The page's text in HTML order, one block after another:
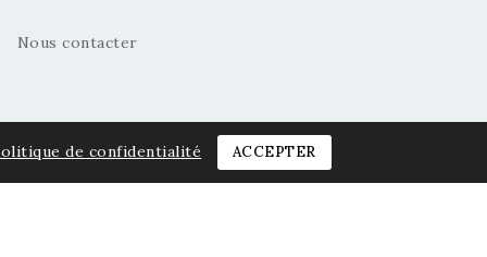
Nous contacter
de confidentialité ACCEPTER